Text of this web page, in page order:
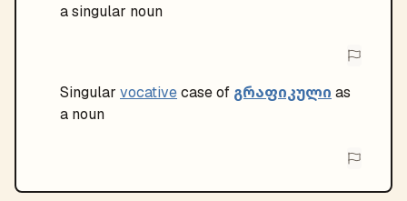
a singular noun
Singular vocativecase of გრაფიკული as
a noun